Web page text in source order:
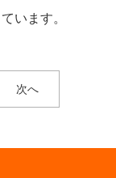
います。
次へ